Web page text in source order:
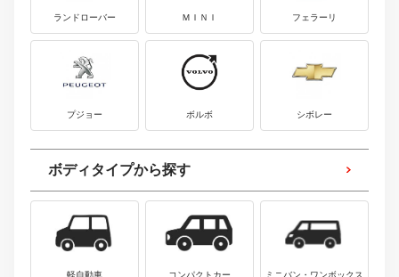
ランドローバー ＭＩＮＩ フェラーリ
プジョー ボルボ シボレー
ボディタイプから探す
軽自動車 コンパクトカー ミニバン・ワンボックス